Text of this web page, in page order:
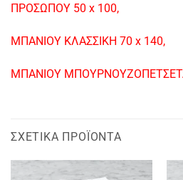
ΠΡΟΣΩΠΟΥ 50 x 100,
ΜΠΑΝΙΟΥ ΚΛΑΣΣΙΚΗ 70 x 140,
MΠΑΝΙΟΥ
ΣΧΕΤΙΚΆ ΠΡΟΪΌΝΤΑ